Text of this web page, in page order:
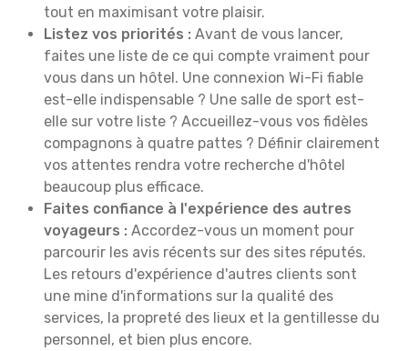
tout en maximisant votre plaisir.
Listez vos priorités : Avant de vous lancer,
faites une liste de ce qui compte vraiment pour
vous dans un hôtel. Une connexion Wi-Fi fiable
est-elle indispensable ? Une salle de sport est-
elle sur votre liste ? Accueillez-vous vos fidèles
compagnons à quatre pattes ? Définir clairement
vos attentes rendra votre recherche d'hôtel
beaucoup plus efficace.
Faites confiance à l'expérience des autres
voyageurs : Accordez-vous un moment pour
parcourir les avis récents sur des sites réputés.
Les retours d'expérience d'autres clients sont
une mine d'informations sur la qualité des
services, la propreté des lieux et la gentillesse du
personnel, et bien plus encore.